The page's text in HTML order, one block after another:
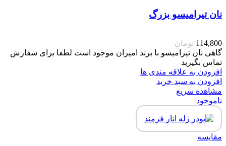
نان تیرامیسو بزرگ
114,800 تومان
گاهی نان تیرامیسو با برند امیران موجود است لطفا برای سفارش
تماس بگیرید
افزودن به علاقه مندی ها
افزودن به سبد خرید
مشاهده سریع
ناموجود
مقایسه